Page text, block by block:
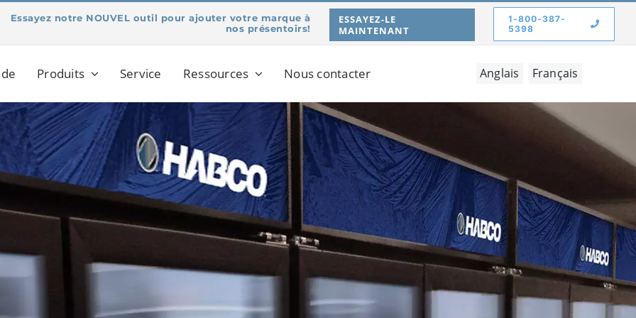
Essayez notre NOUVEL outil pour ajouter votre marque à
nos présentoirs!
ESSAYEZ-LE
MAINTENANT
1-800-387-
5398
Produits Service Ressources Nous contacter Anglais Français